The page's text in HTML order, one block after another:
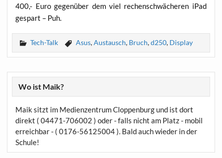
400,- Euro gegen­über dem viel rechen­schwä­che­ren iPad
gespart – Puh.
Tech-Talk Asus,Austausch, Bruch,d250, Display
Wo ist Maik?
Maik sitzt im Medienzentrum Cloppenburg und ist dort
direkt ( 04471-706002 ) oder - falls nicht am Platz - mobil
erreichbar - ( 0176-56125004 ). Bald auch wieder in der
Schule!